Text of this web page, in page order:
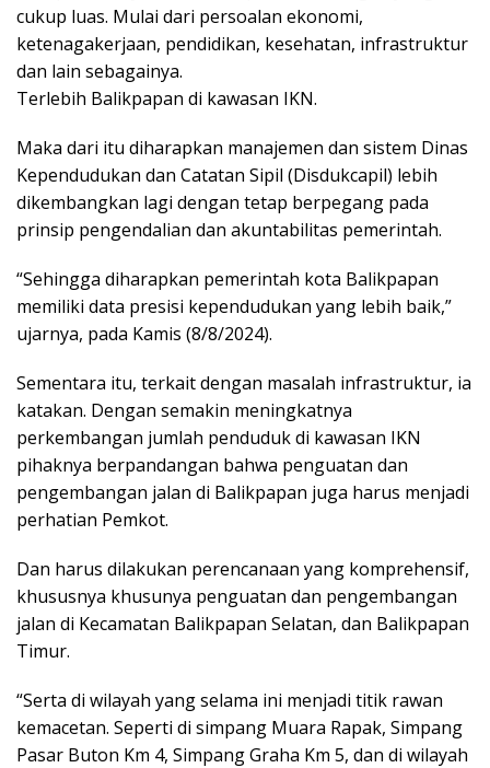
cukup luas. Mulai dari persoalan ekonomi,
ketenagakerjaan, pendidikan, kesehatan, infrastruktur
dan lain sebagainya.
Terlebih Balikpapan di kawasan IKN.
Maka dari itu diharapkan manajemen dan sistem Dinas
Kependudukan dan Catatan Sipil (Disdukcapil) lebih
dikembangkan lagi dengan tetap berpegang pada
prinsip pengendalian dan akuntabilitas pemerintah.
“Sehingga diharapkan pemerintah kota Balikpapan
memiliki data presisi kependudukan yang lebih baik,”
ujarnya, pada Kamis (8/8/2024).
Sementara itu, terkait dengan masalah infrastruktur, ia
katakan. Dengan semakin meningkatnya
perkembangan jumlah penduduk di kawasan IKN
pihaknya berpandangan bahwa penguatan dan
pengembangan jalan di Balikpapan juga harus menjadi
perhatian Pemkot.
Dan harus dilakukan perencanaan yang komprehensif,
khususnya khusunya penguatan dan pengembangan
jalan di Kecamatan Balikpapan Selatan, dan Balikpapan
Timur.
“Serta di wilayah yang selama ini menjadi titik rawan
kemacetan. Seperti di simpang Muara Rapak, Simpang
Pasar Buton Km 4, Simpang Graha Km 5, dan di wilayah